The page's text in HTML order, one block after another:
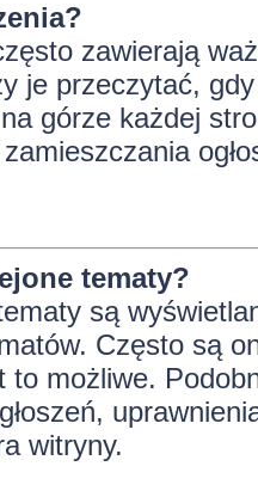
zawierają
je przeczytać,
górze każdej
tematy?
są
Często są
to możliwe.
witryny.